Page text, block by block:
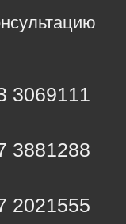
3069111
3881288
2021555